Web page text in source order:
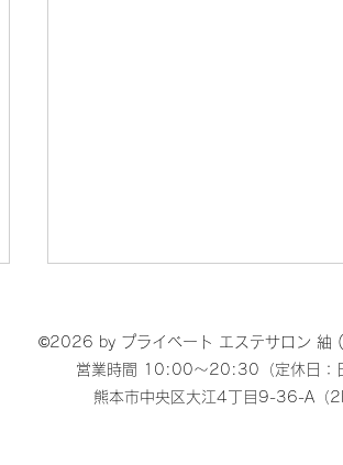
©2026 by プライベート エステサロン 紬
営業時間 10:00～20:30（定休日：
熊本市中央区大江4丁目9-36-A（